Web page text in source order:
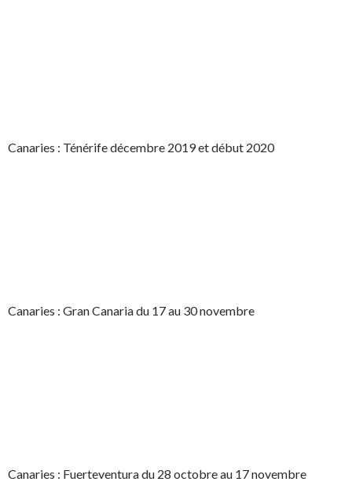
Canaries : Ténérife décembre 2019 et début 2020
Canaries : Gran Canaria du 17 au 30 novembre
Canaries : Fuerteventura du 28 octobre au 17 novembre